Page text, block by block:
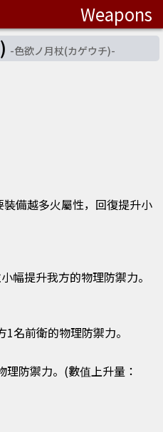
Weapons
-色欲ノ月杖(カゲウチ)-
備越多火屬性，回復提升小
幅提升我方的物理防禦力。
名前衛的物理防禦力。
防禦力。(數值上升量：